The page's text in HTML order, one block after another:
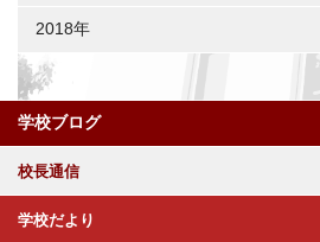
2018年
学校ブログ
校長通信
学校だより